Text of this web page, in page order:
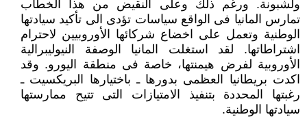
ولشبونة. ورغم ذلك وعلى النقيض من هذا الخطاب
تمارس المانيا فى الواقع سياسات تؤدى الى تأكيد سيادتها
الوطنية وتعمل على اخضاع شركائها الأوروبيين لاحترام
اشتراطاتها. لقد استغلت المانيا الوصفة النيوليبرالية
الأوروبية لفرض هيمنتها، خاصة فى منطقة اليورو. وقد
اكدت بريطانيا العظمى بدورها ـ باختيارها البريكسيت ـ
رغبتها المحددة بتنفيذ الامتيازات التى تتيح ممارستها
سيادتها الوطنية.